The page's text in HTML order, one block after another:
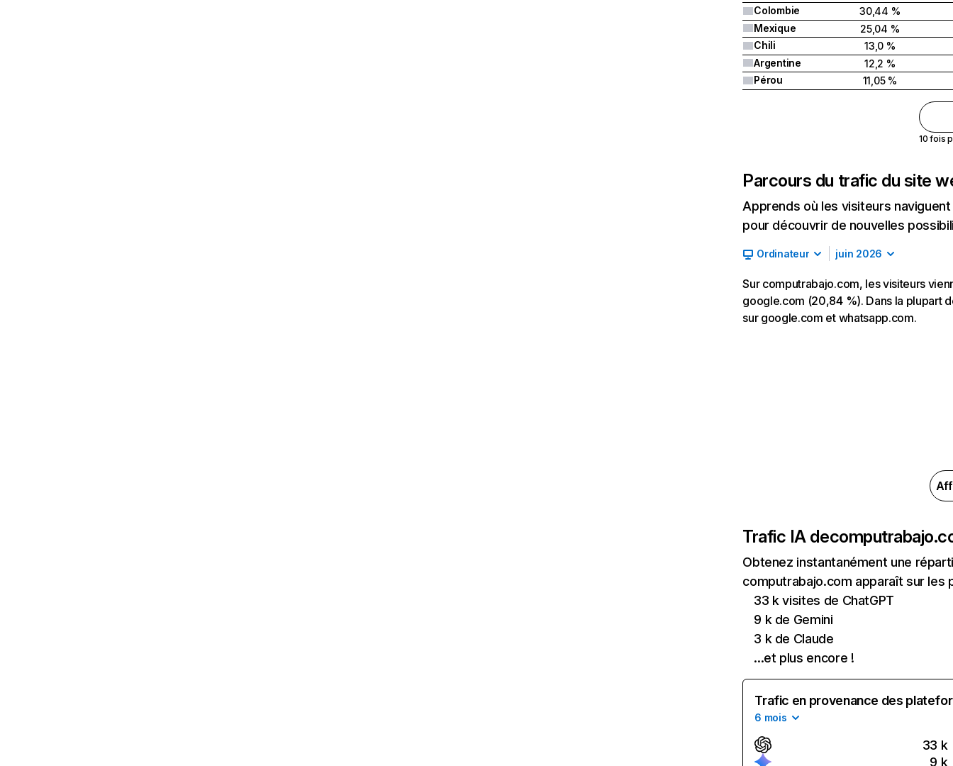
Colombie
30,44 %
Mexique
25,04 %
Chili
13,0 %
Argentine
12,2 %
Pérou
11,05 %
10 fois
Parcours du trafic du site
Apprends où les visiteurs
pour découvrir de nouvelles
Ordinateur juin 2026
Sur computrabajo.com, les visiteurs
google.com (20,84 %). Dans la plupart
sur google.com et whatsapp.com.
Trafic IA de
Obtenez instantanément une
computrabajo.com apparaît sur
33 k visites de ChatGPT
9 k de Gemini
3 k de Claude
...et plus encore !
Trafic en provenance des
6 mois
33 k
9 k